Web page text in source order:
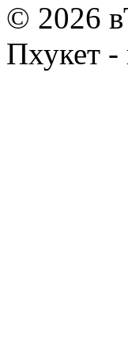
© 2026
Пхукет -